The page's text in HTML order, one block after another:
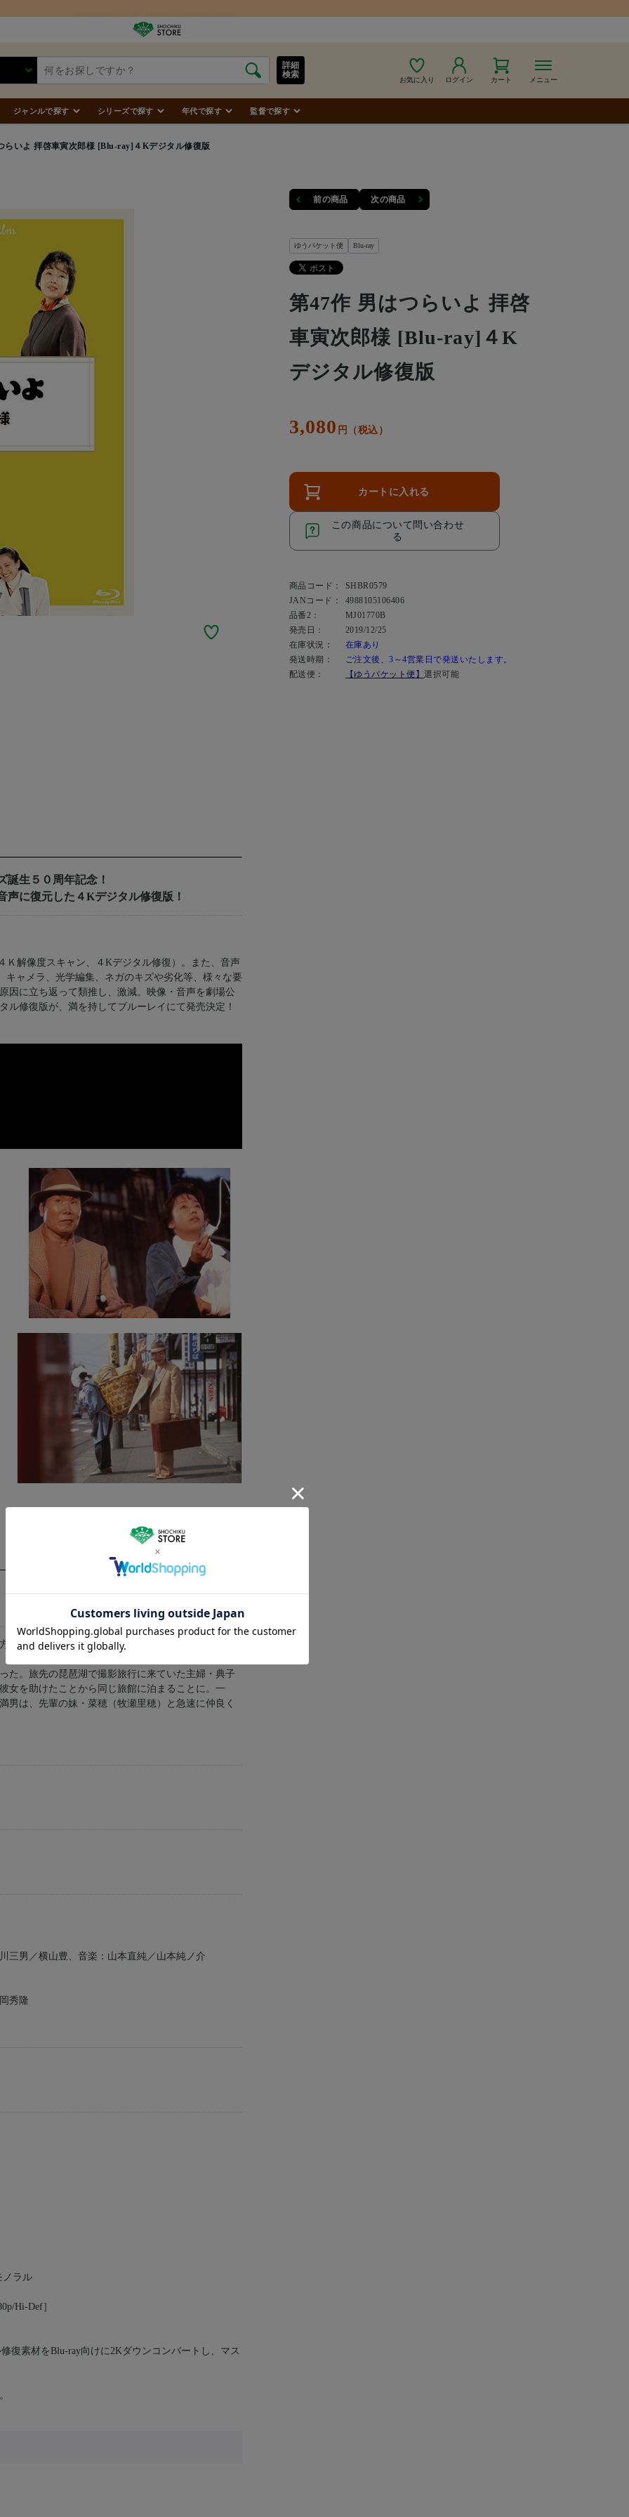
お気に入り ログイン カート メニュー
詳細
検索
ジャンルで探す シリーズで探す 年代で探す 監督で探す
らいよ 拝啓車寅次郎様 [Blu-ray]４Kデジタル修復版
前の商品 次の商品
ゆうパケット便 Blu-ray
第47作 男はつらいよ 拝啓
車寅次郎様 [Blu-ray]４K
デジタル修復版
3,080 円（税込）
カートに入れる
この商品について問い合わせ
る
商品コード：
SHBR0579
JANコード：
4988105106406
品番2：
MJ01770B
発売日：
2019/12/25
在庫状況：
在庫あり
発送時期：
ご注文後、3～4営業日で発送いたします。
配送便：
【ゆうパケット便】選択可能
誕生５０周年記念！
に復元した４Kデジタル修復版！
Ｋ解像度スキャン、４Kデジタル修復）。また、音声
キャメラ、光学編集、ネガのキズや劣化等、様々な要
因に立ち返って類推し、激減。映像・音声を劇場公
ル修復版が、満を持してブルーレイにて発売決定！
を描く。
た。旅先の琵琶湖で撮影旅行に来ていた主婦・典子
女を助けたことから同じ旅館に泊まることに。一
男は、先輩の妹・菜穂（牧瀬里穂）と急速に仲良く
三男／横山豊、音楽：山本直純／山本純ノ介
秀隆
ラル
Hi-Def］
復素材をBlu-ray向けに2Kダウンコンバートし、マス